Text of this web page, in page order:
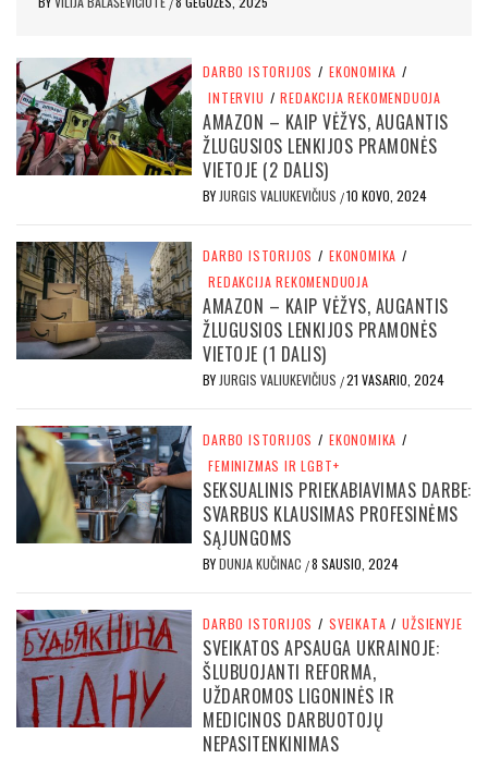
DARBO ISTORIJOS / EKONOMIKA /
INTERVIU / REDAKCIJA REKOMENDUOJA
AMAZON – KAIP VĖŽYS, AUGANTIS
ŽLUGUSIOS LENKIJOS PRAMONĖS
VIETOJE (2 DALIS)
BY JURGIS VALIUKEVIČIUS /10 KOVO, 2024
DARBO ISTORIJOS / EKONOMIKA /
REDAKCIJA REKOMENDUOJA
AMAZON – KAIP VĖŽYS, AUGANTIS
ŽLUGUSIOS LENKIJOS PRAMONĖS
VIETOJE (1 DALIS)
BY JURGIS VALIUKEVIČIUS /21 VASARIO, 2024
DARBO ISTORIJOS / EKONOMIKA /
FEMINIZMAS IR LGBT+
SEKSUALINIS PRIEKABIAVIMAS DARBE:
SVARBUS KLAUSIMAS PROFESINĖMS
SĄJUNGOMS
BYDUNJA KUČINAC /8 SAUSIO, 2024
DARBO ISTORIJOS / SVEIKATA / UŽSIENYJE
SVEIKATOS APSAUGA UKRAINOJE:
ŠLUBUOJANTI REFORMA,
UŽDAROMOS LIGONINĖS IR
MEDICINOS DARBUOTOJŲ
NEPASITENKINIMAS